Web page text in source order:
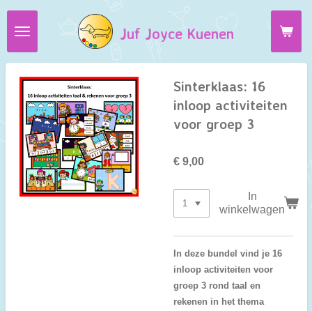
Ga
direct
de
hoofdinhoud
Juf Joyce Kuenen
Sinterklaas: 16
inloop activiteiten
voor groep 3
€ 9,00
In
winkelwagen
In deze bundel vind je 16
inloop activiteiten voor
groep 3 rond taal en
rekenen in het thema